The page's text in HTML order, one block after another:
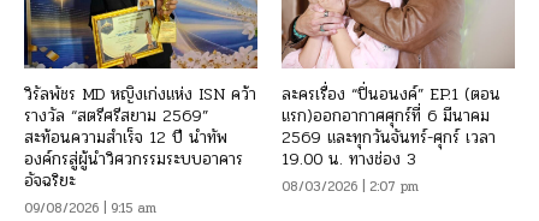
วิรัลพัชร MD หญิงเก่งแห่ง ISN คว้า
รางวัล “สตรีศรีสยาม 2569”
สะท้อนความสำเร็จ 12 ปี นำทัพ
องค์กรสู่ผู้นำวิศวกรรมระบบอาคาร
อัจฉริยะ
09/08/2026 | 9:15 am
ละครเรื่อง “ปิ่นอนงค์” EP.1 (ตอน
แรก)ออกอากาศศุกร์ที่ 6 มีนาคม
2569 และทุกวันจันทร์-ศุกร์ เวลา
19.00 น. ทางช่อง 3
08/03/2026 | 2:07 pm